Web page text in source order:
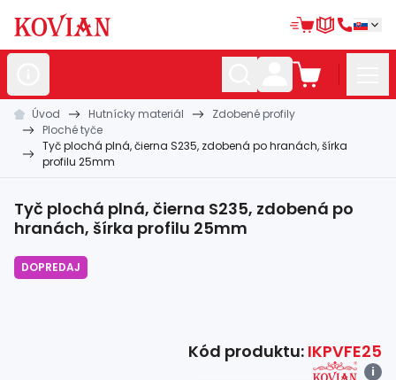
Nerezovépolotovary
Hliníkovépolotovary
Zábradlia a madlá
Bránovésystémy
Úvod Hutnícky materiál
Zdobené profily
Ploché tyče
Tyč plochá plná, čierna S235, zdobená po hranách, šírka
profilu 25mm
Tyč plochá plná, čierna S235, zdobená po
hranách, šírka profilu 25mm
DOPREDAJ
Kód produktu: IKPVFE25
i